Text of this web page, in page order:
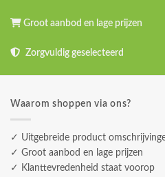
Groot aanbod en lage prijzen
Zorgvuldig geselecteerd
Waarom shoppen via ons?
✓ Uitgebreide product
✓ Groot aanbod en lage prijzen
✓ Klanttevredenheid staat voorop